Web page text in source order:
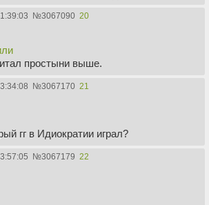
№3067090 20
простыни выше.
№3067170 21
гг в Идиократии играл?
№3067179 22